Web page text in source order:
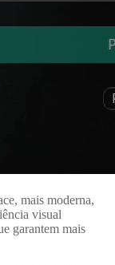
mais moderna,
visual
garantem mais